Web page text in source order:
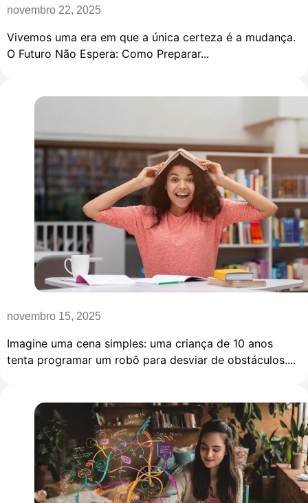
novembro 22, 2025
Vivemos uma era em que a única certeza é a mudança.
O Futuro Não Espera: Como Preparar...
novembro 15, 2025
Imagine uma cena simples: uma criança de 10 anos
tenta programar um robô para desviar de obstáculos....